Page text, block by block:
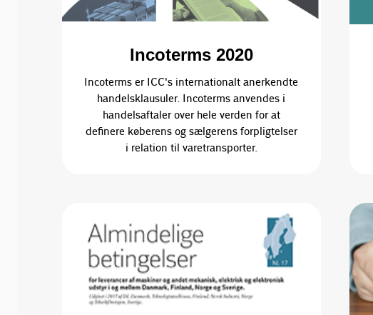
Incoterms 2020
Incoterms er ICC's internationalt anerkendte
handelsklausuler. Incoterms anvendes i
handelsaftaler over hele verden for at
definere køberens og sælgerens forpligtelser
i relation til varetransporter.